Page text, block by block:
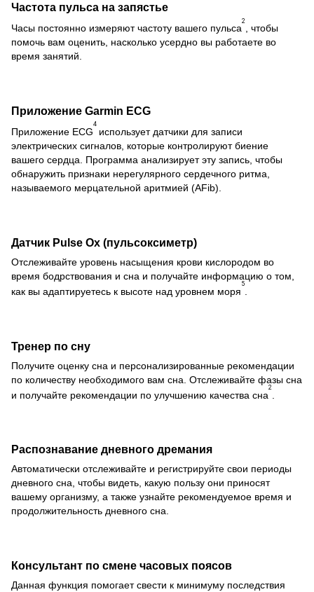
Частота пульса на запястье
Часы постоянно измеряют частоту вашего пульса
2
, чтобы
помочь вам оценить, насколько усердно вы работаете во
время занятий.
Приложение Garmin ECG
Приложение ECG
4
использует датчики для записи
электрических сигналов, которые контролируют биение
вашего сердца. Программа анализирует эту запись, чтобы
обнаружить признаки нерегулярного сердечного ритма,
называемого мерцательной аритмией (AFib).
Датчик Pulse Ox (пульсоксиметр)
Отслеживайте уровень насыщения крови кислородом во
время бодрствования и сна и получайте информацию о том,
как вы адаптируетесь к высоте над уровнем моря
5
Тренер по сну
Получите оценку сна и персонализированные рекомендации
по количеству необходимого вам сна. Отслеживайте фазы сна
и получайте рекомендации по улучшению качества сна
2
Распознавание дневного дремания
Автоматически отслеживайте и регистрируйте свои периоды
дневного сна, чтобы видеть, какую пользу они приносят
вашему организму, а также узнайте рекомендуемое время и
продолжительность дневного сна.
Консультант по смене часовых поясов
Данная функция помогает свести к минимуму последствия